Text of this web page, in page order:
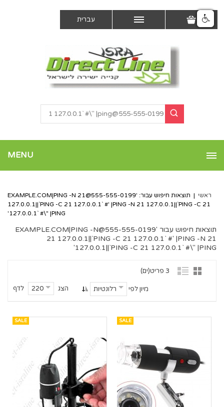
עברית
MENU
ראשי | תוצאות חיפוש עבור: '555-555-0199@EXAMPLE.COM
|PING -N 21
127.0.0.1||`PING -C 21 127.0.0.1` #' |PING -N 21 127.0.0.1||`PING -C 21
127.0.0.1` #\" |PING'
תוצאות חיפוש עבור '555-555-0199@EXAMPLE.COM
|PING -N
21 127.0.0.1||`PING -C 21 127.0.0.1` #' |PING -N 21
127.0.0.1||`PING -C 21 127.0.0.1` #\" |PING'
3 פריט(ים)
הצג 220 לדף מיון לפי רלונטיות
SALE
SALE